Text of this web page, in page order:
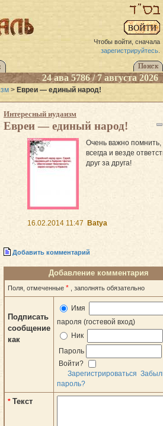
Чтобы войти, сначала
зарегистрируйтесь.
24 ава 5786 / 7 августа 2026
> Евреи — единый народ!
Интересный иудаизм
Евреи — единый народ!
Очень важно
всегда и везде
друг за друга!
16.02.2014 11:47 Batya
Добавить комментарий
Добавление комментария
Поля, отмеченные * , заполнять обязательно
Подписать
сообщение
как
Имя
пароля (гостевой вход)
Ник
Пароль
Войти?
Зарегистрироваться
пароль?
* Текст